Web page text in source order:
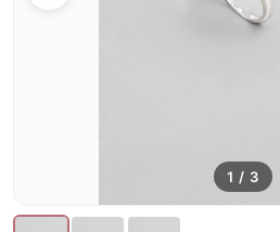
1 / 3